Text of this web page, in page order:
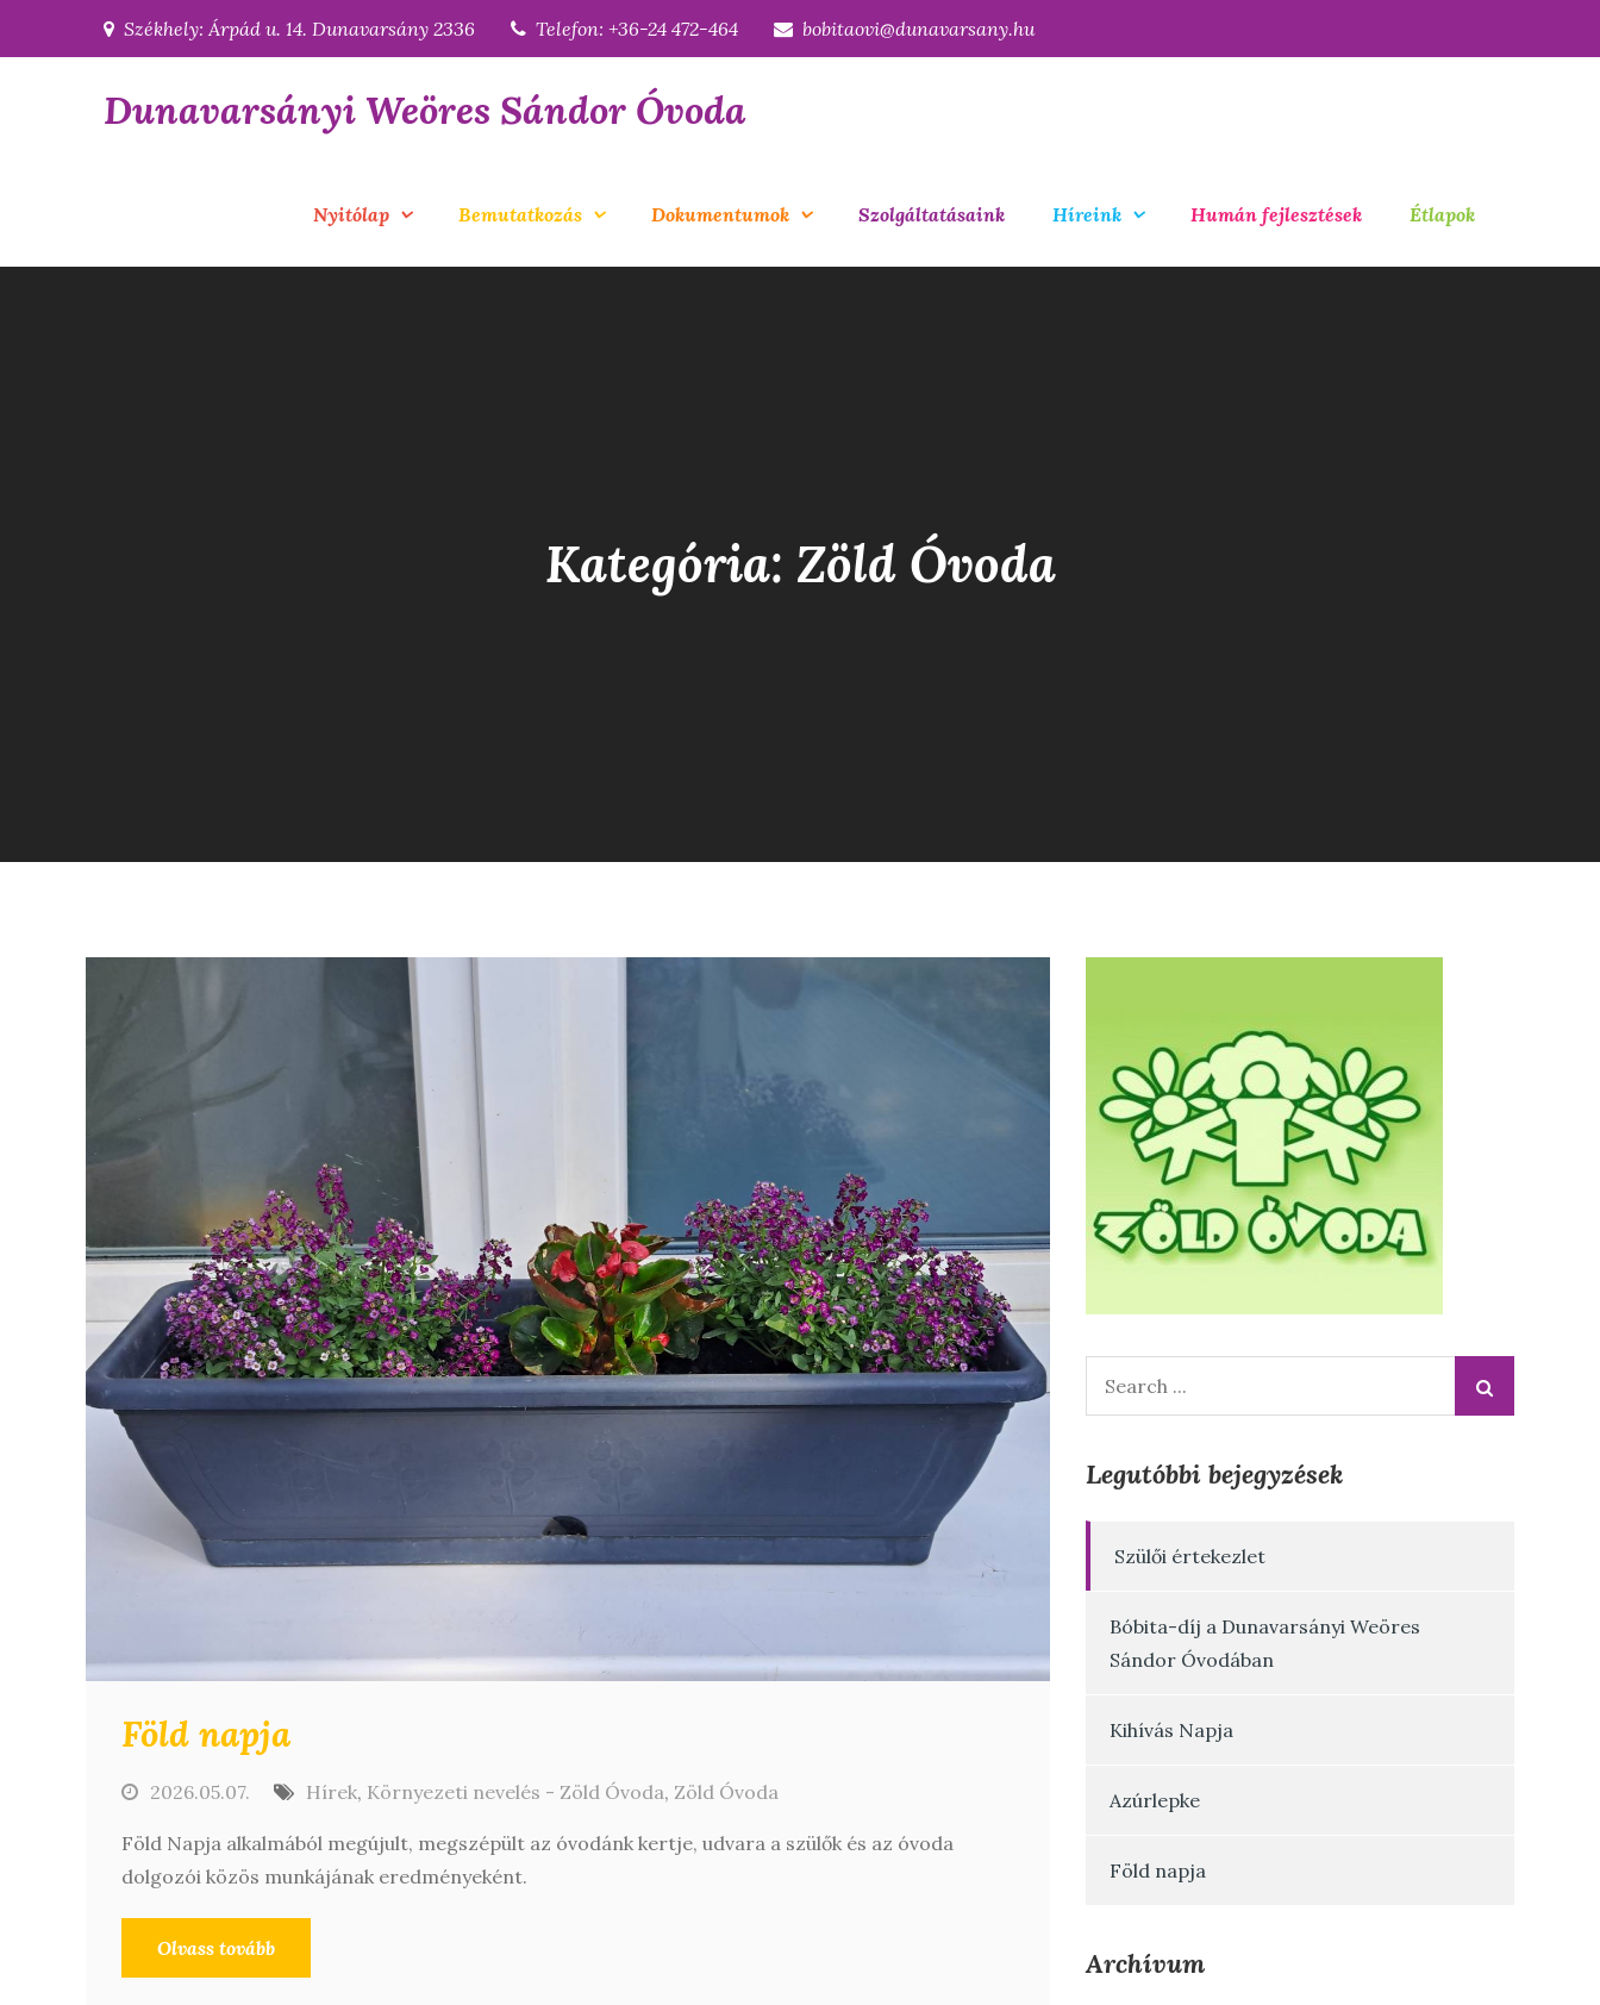
Székhely: Árpád u. 14. Dunavarsány 2336 Telefon: +36-24 472-464 bobitaovi@dunavarsany.hu
Dunavarsányi Weöres Sándor Óvoda
Nyitólap Bemutatkozás Dokumentumok Szolgáltatásaink Híreink Humán fejlesztések Étlapok
Kategória: Zöld Óvoda
Föld napja
2026.05.07. Hírek, Környezeti nevelés - Zöld Óvoda, Zöld Óvoda
Föld Napja alkalmából megújult, megszépült az óvodánk kertje, udvara a szülők és az óvoda
dolgozói közös munkájának eredményeként.
Olvass tovább
Legutóbbi bejegyzések
Szülői értekezlet
Bóbita-díj a Dunavarsányi Weöres
Sándor Óvodában
Kihívás Napja
Azúrlepke
Föld napja
Archívum